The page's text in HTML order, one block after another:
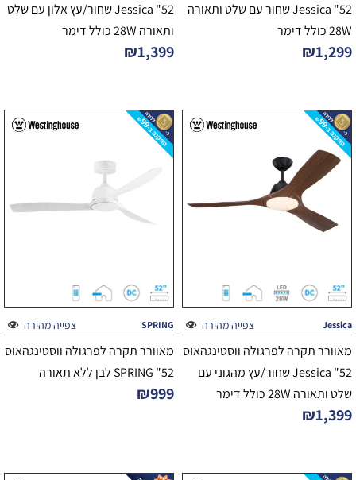
52" Jessica שחור עם שלט ותאורה
28W כולל דימר
₪1,299
52" Jessica שחור/עץ אלון עם שלט
ותאורה 28W כולל דימר
₪1,399
צפייה מהירה Jessica
מאוורר תקרה לפרגולה ווסטינגהאוס
52" Jessica שחור/עץ מהגוני עם
שלט ותאורה 28W כולל דימר
₪1,399
צפייה מהירה SPRING
מאוורר תקרה לפרגולה ווסטינגהאוס
52" SPRING לבן ללא תאורה
₪999